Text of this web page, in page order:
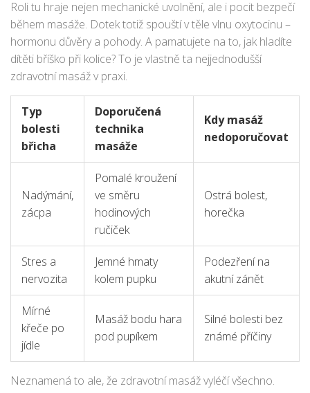
Roli tu hraje nejen mechanické uvolnění, ale i pocit bezpečí
během masáže. Dotek totiž spouští v těle vlnu oxytocinu –
hormonu důvěry a pohody. A pamatujete na to, jak hladíte
dítěti bříško při kolice? To je vlastně ta nejjednodušší
zdravotní masáž v praxi.
Typ
bolesti
břicha
Doporučená
technika
masáže
Kdy masáž
nedoporučovat
Nadýmání,
zácpa
Pomalé kroužení
ve směru
hodinových
ručiček
Ostrá bolest,
horečka
Stres a
nervozita
Jemné hmaty
kolem pupku
Podezření na
akutní zánět
Mírné
křeče po
jídle
Masáž bodu hara
pod pupíkem
Silné bolesti bez
známé příčiny
Neznamená to ale, že zdravotní masáž vyléčí všechno.